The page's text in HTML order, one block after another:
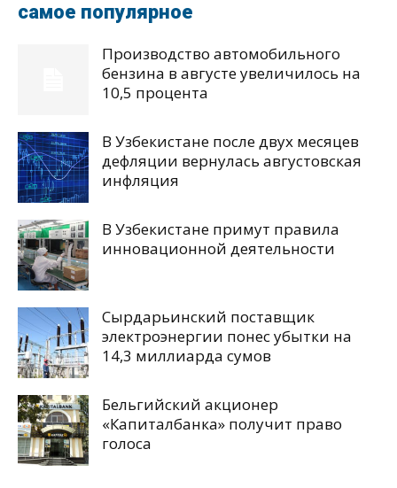
самое популярное
Производство автомобильного
бензина в августе увеличилось на
10,5 процента
В Узбекистане после двух месяцев
дефляции вернулась августовская
инфляция
В Узбекистане примут правила
инновационной деятельности
Сырдарьинский поставщик
электроэнергии понес убытки на
14,3 миллиарда сумов
Бельгийский акционер
«Капиталбанка» получит право
голоса